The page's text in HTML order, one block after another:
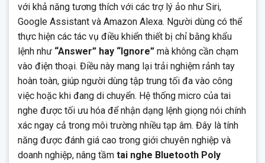
với khả năng tương thích với các trợ lý ảo như Siri,
Google Assistant và Amazon Alexa. Người dùng có thể
thực hiện các tác vụ điều khiển thiết bị chỉ bằng khẩu
lệnh như “Answer” hay “Ignore” mà không cần chạm
vào điện thoại. Điều này mang lại trải nghiệm rảnh tay
hoàn toàn, giúp người dùng tập trung tối đa vào công
việc hoặc khi đang di chuyển. Hệ thống micro của tai
nghe được tối ưu hóa để nhận dạng lệnh giọng nói chính
xác ngay cả trong môi trường nhiều tạp âm. Đây là tính
năng được đánh giá cao trong giới chuyên nghiệp và
doanh nghiệp, nâng tầm tai nghe Bluetooth Poly